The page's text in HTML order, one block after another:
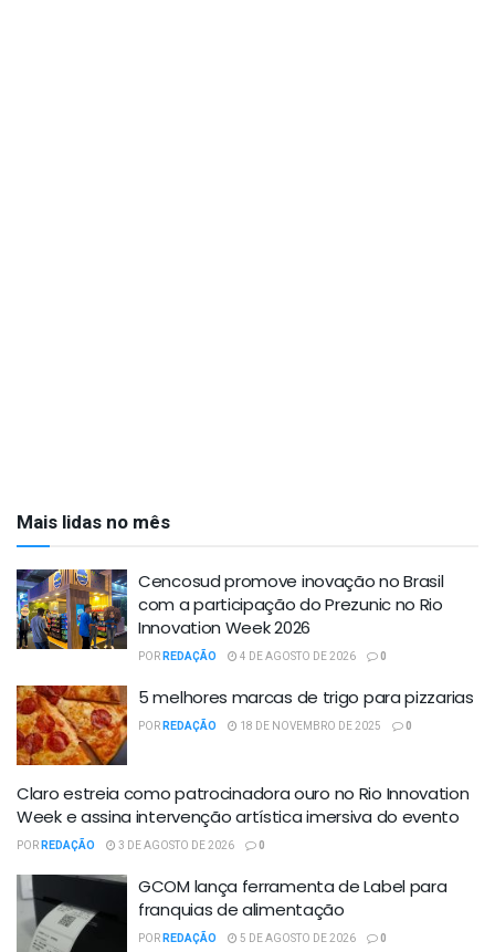
Mais lidas no mês
Cencosud promove inovação no Brasil
com a participação do Prezunic no Rio
Innovation Week 2026
PORREDAÇÃO 4 DE AGOSTO DE 2026 0
5 melhores marcas de trigo para pizzarias
PORREDAÇÃO 18 DE NOVEMBRO DE 2025 0
Claro estreia como patrocinadora ouro no Rio Innovation
Week e assina intervenção artística imersiva do evento
PORREDAÇÃO 3 DE AGOSTO DE 2026 0
GCOM lança ferramenta de Label para
franquias de alimentação
PORREDAÇÃO 5 DE AGOSTO DE 2026 0